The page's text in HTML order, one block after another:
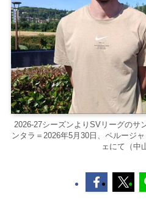
2026-27シーズンよりSVリーグのサ
ンタラ＝2026年5月30日、ペルージ
ェにて（中